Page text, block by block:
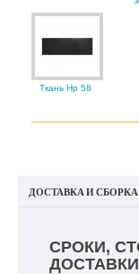
Ткань Нр 58
ДОСТАВКА И СБОРКА
СРОКИ,